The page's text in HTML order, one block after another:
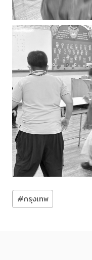
Post
Tags:
#กรุงเทพ